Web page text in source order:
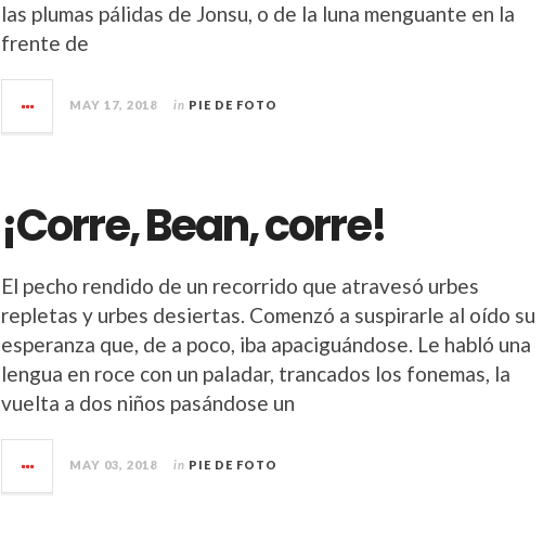
las plumas pálidas de Jonsu, o de la luna menguante en la
frente de
MAY 17, 2018 in PIE DE FOTO
¡Corre, Bean, corre!
El pecho rendido de un recorrido que atravesó urbes
repletas y urbes desiertas. Comenzó a suspirarle al oído su
esperanza que, de a poco, iba apaciguándose. Le habló una
lengua en roce con un paladar, trancados los fonemas, la
vuelta a dos niños pasándose un
MAY 03, 2018 in PIE DE FOTO